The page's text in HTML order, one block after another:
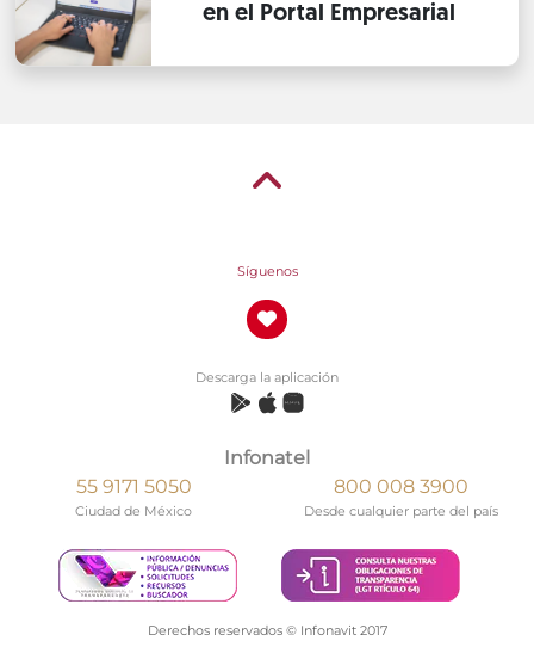
en el Portal Empresarial
Síguenos
Descarga la aplicación
Infonatel
55 9171 5050
Ciudad de México
800 008 3900
Desde cualquier parte del país
Derechos reservados © Infonavit 2017